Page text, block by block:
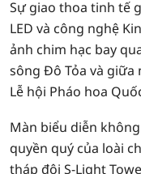
Sự giao thoa tinh tế
LED và công nghệ
ảnh chim hạc bay
sông Đô Tỏa và
Lễ hội Pháo hoa
Màn biểu diễn
quyền quý của loài
tháp đôi S-Light